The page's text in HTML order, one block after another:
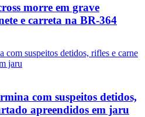
morre em grave
e carreta na BR-364
com suspeitos detidos,
apreendidos em jaru